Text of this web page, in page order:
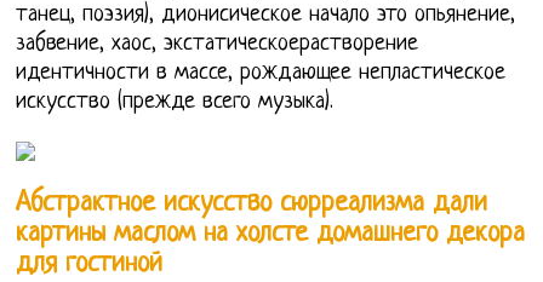
танец, поэзия), дионисическое начало это опьянение,
забвение, хаос, экстатическоерастворение
идентичности в массе, рождающее непластическое
искусство (прежде всего музыка).
Абстрактное искусство сюрреализма дали
картины маслом на холсте домашнего декора
для гостиной